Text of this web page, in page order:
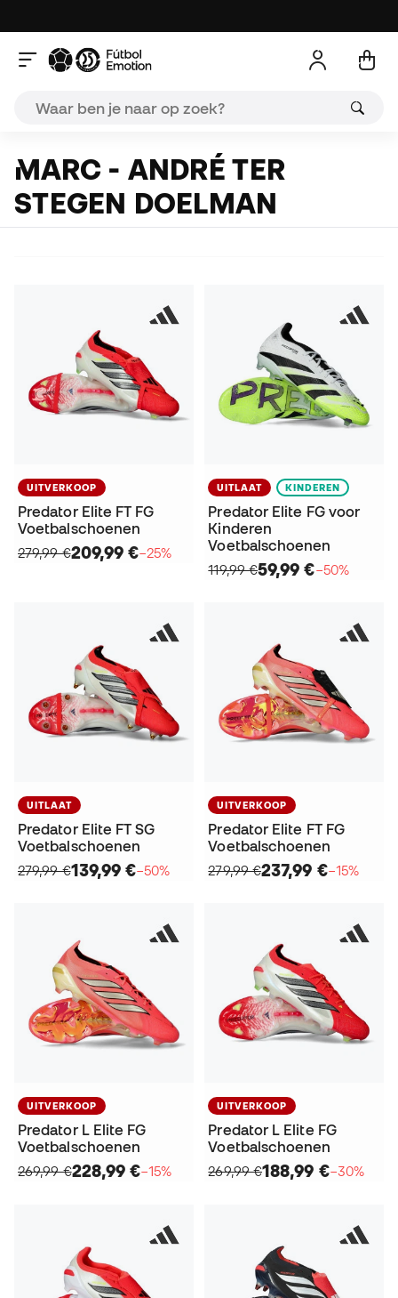
MARC - ANDRÉ TER
STEGEN DOELMAN
UITVERKOOP
Predator Elite FT FG
Voetbalschoenen
279,99 €209,99 €−25%
UITLAAT KINDEREN
Predator Elite FG voor
Kinderen
Voetbalschoenen
119,99 €59,99 €−50%
UITLAAT
Predator Elite FT SG
Voetbalschoenen
279,99 €139,99 €−50%
UITVERKOOP
Predator Elite FT FG
Voetbalschoenen
279,99 €237,99 €−15%
UITVERKOOP
Predator L Elite FG
Voetbalschoenen
269,99 €228,99 €−15%
UITVERKOOP
Predator L Elite FG
Voetbalschoenen
269,99 €188,99 €−30%